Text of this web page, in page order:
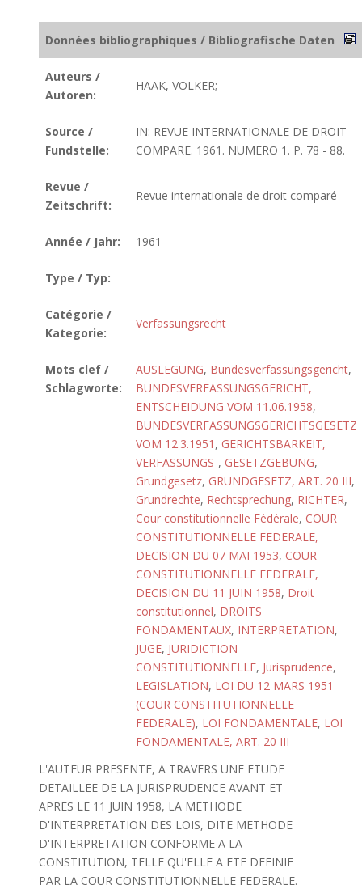
Données bibliographiques / Bibliografische Daten
Auteurs /
Autoren:
HAAK, VOLKER;
Source /
Fundstelle:
IN: REVUE INTERNATIONALE DE DROIT
COMPARE. 1961. NUMERO 1. P. 78 - 88.
Revue /
Zeitschrift:
Revue internationale de droit comparé
Année / Jahr: 1961
Type / Typ:
Catégorie /
Kategorie:
Verfassungsrecht
Mots clef /
Schlagworte:
AUSLEGUNG, Bundesverfassungsgericht,
BUNDESVERFASSUNGSGERICHT,
ENTSCHEIDUNG VOM 11.06.1958,
BUNDESVERFASSUNGSGERICHTSGESETZ
VOM 12.3.1951 , GERICHTSBARKEIT,
VERFASSUNGS-, GESETZGEBUNG,
Grundgesetz, GRUNDGESETZ, ART. 20 III,
Grundrechte, Rechtsprechung, RICHTER,
Cour constitutionnelle Fédérale, COUR
CONSTITUTIONNELLE FEDERALE,
DECISION DU 07 MAI 1953, COUR
CONSTITUTIONNELLE FEDERALE,
DECISION DU 11 JUIN 1958, Droit
constitutionnel, DROITS
FONDAMENTAUX, INTERPRETATION,
JUGE, JURIDICTION
CONSTITUTIONNELLE, Jurisprudence,
LEGISLATION, LOI DU 12 MARS 1951
(COUR CONSTITUTIONNELLE
FEDERALE), LOI FONDAMENTALE, LOI
FONDAMENTALE, ART. 20 III
L'AUTEUR PRESENTE, A TRAVERS UNE ETUDE
DETAILLEE DE LA JURISPRUDENCE AVANT ET
APRES LE 11 JUIN 1958, LA METHODE
D'INTERPRETATION DES LOIS, DITE METHODE
D'INTERPRETATION CONFORME A LA
CONSTITUTION, TELLE QU'ELLE A ETE DEFINIE
PAR LA COUR CONSTITUTIONNELLE FEDERALE.